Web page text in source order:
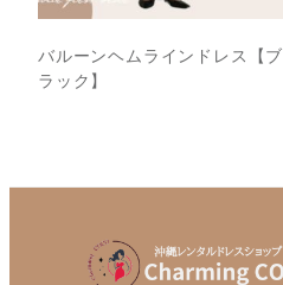
バルーンヘムラインドレス【ブ
ラック】